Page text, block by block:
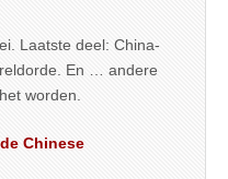
Laatste deel: China-
En … andere
worden.
Chinese